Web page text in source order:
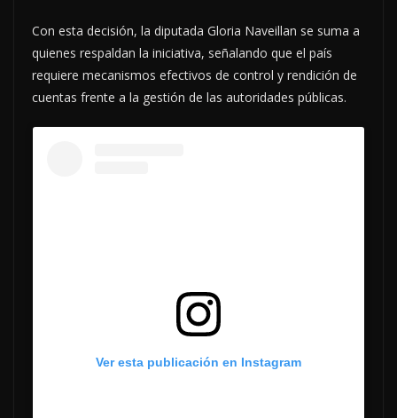
Con esta decisión, la diputada Gloria Naveillan se suma a
quienes respaldan la iniciativa, señalando que el país
requiere mecanismos efectivos de control y rendición de
cuentas frente a la gestión de las autoridades públicas.
Ver esta publicación en Instagram